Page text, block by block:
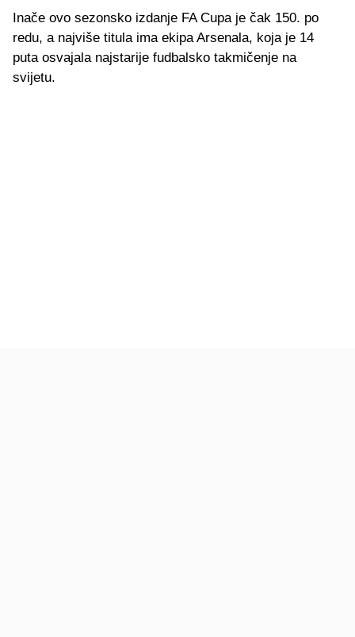
Inače ovo sezonsko izdanje FA Cupa je čak 150. po
redu, a najviše titula ima ekipa Arsenala, koja je 14
puta osvajala najstarije fudbalsko takmičenje na
svijetu.